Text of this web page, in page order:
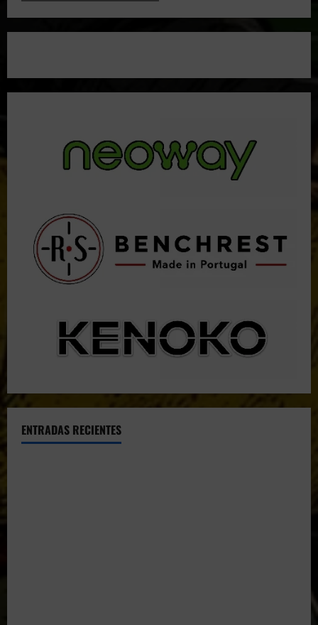
ENTRADAS RECIENTES